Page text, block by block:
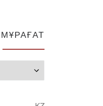
МҰРАҒАТ